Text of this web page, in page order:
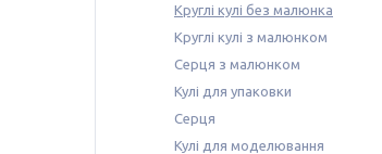
Круглі кулі без малюнка
Круглі кулі з малюнком
Серця з малюнком
Кулі для упаковки
Серця
Кулі для моделювання